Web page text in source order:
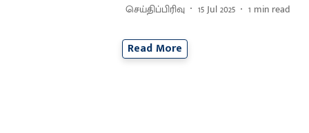
செய்திப்பிரிவு 15 Jul 2025 1 min read
Read More